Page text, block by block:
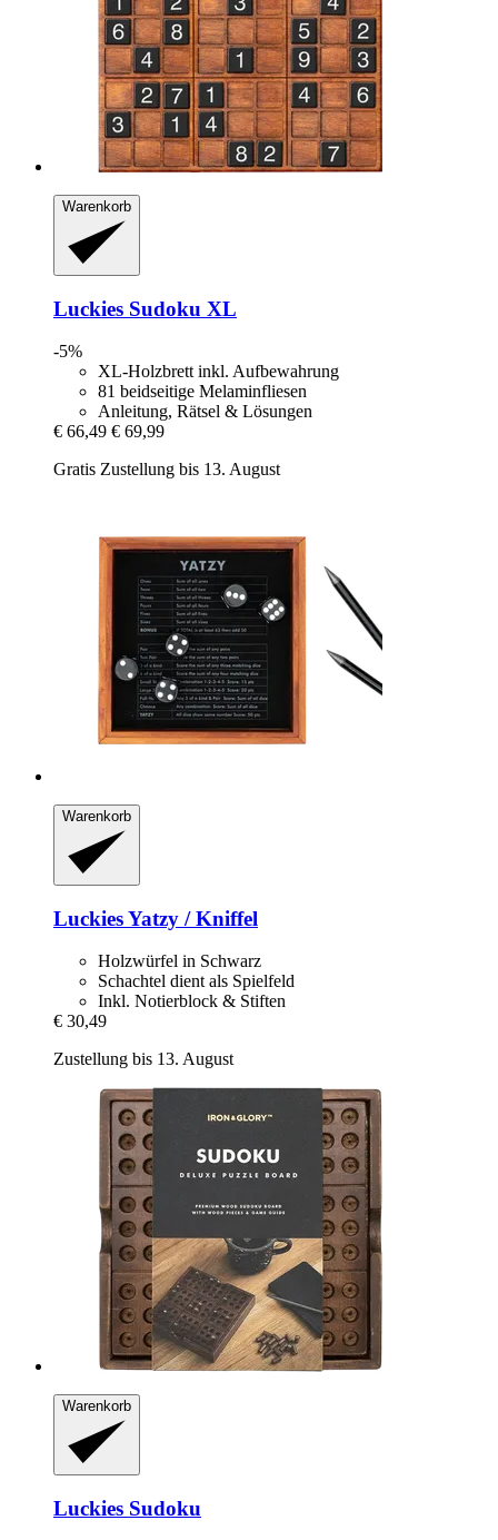
Warenkorb
Luckies Sudoku XL
-5%
XL-Holzbrett inkl. Aufbewahrung
81 beidseitige Melaminfliesen
Anleitung, Rätsel & Lösungen
€ 66,49 € 69,99
Gratis Zustellung bis 13. August
Warenkorb
LuckiesYatzy / Kniffel
Holzwürfel in Schwarz
Schachtel dient als Spielfeld
Inkl. Notierblock & Stiften
€ 30,49
Zustellung bis 13. August
Warenkorb
Luckies Sudoku